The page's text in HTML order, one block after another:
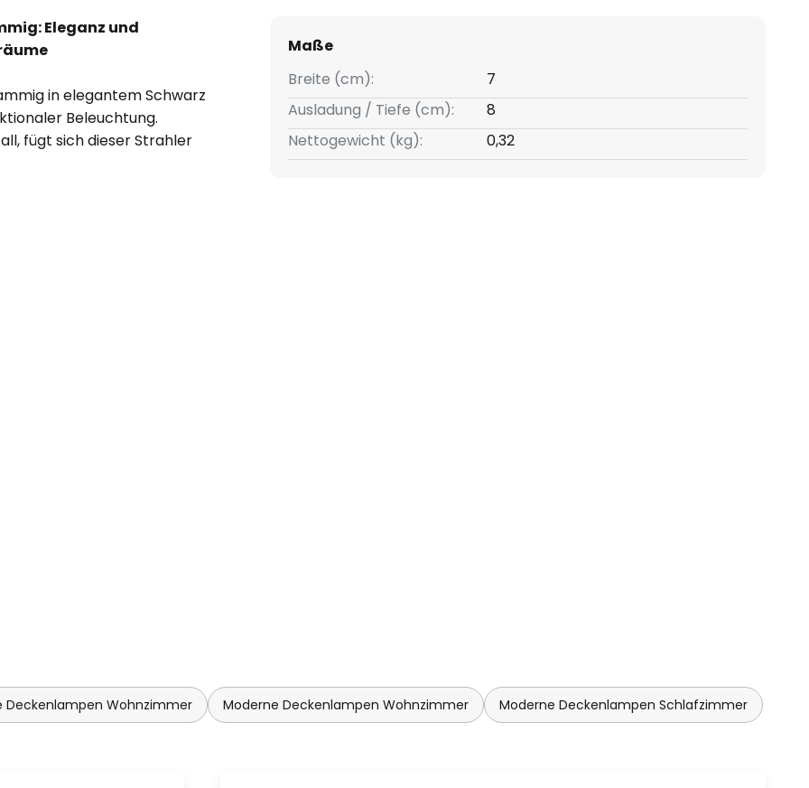
Eleganz und
in elegantem Schwarz
Beleuchtung.
fügt sich dieser Strahler
wie Wohnzimmer,
machen ihn zu einem
eingesetzt werden
Wandstrahlers ist seine
die Lichtintensität individuell
Stunden – dieser
einem modernen Zuhause
Maße
Breite (cm):
7
Ausladung / Tiefe (cm):
8
Nettogewicht (kg):
0,32
Deckenlampen Wohnzimmer Moderne Deckenlampen Wohnzimmer Moderne Deckenlampen Schlafzimmer